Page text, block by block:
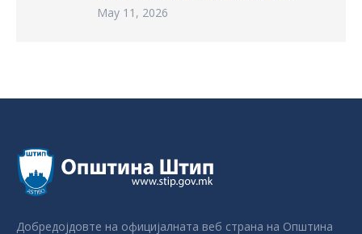
May 11, 2026
Добредојдовте на официјалната веб страна на Општина